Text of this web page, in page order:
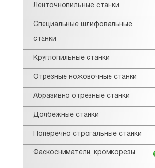
Ленточнопильные станки
Специальные шлифовальные
станки
Круглопильные станки
Отрезные ножовочные станки
Абразивно отрезные станки
Долбежные станки
Поперечно строгальные станки
Фаскосниматели, кромкорезы